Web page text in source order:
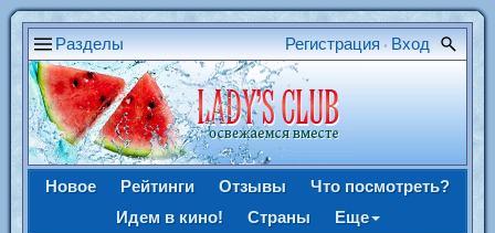
Разделы Регистрация • Вход
Новое Рейтинги Отзывы
Что посмотреть?
Идем в кино!
Страны Еще